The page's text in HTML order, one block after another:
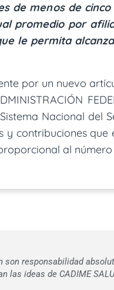
de menos de
promedio por
le permita
por un nuevo
Nacional del
contribuciones
al
son responsabilidad
las ideas de CADIME